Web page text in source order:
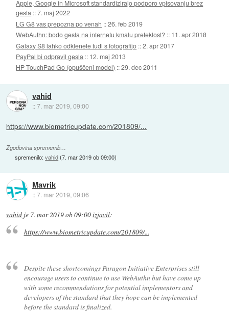
Apple, Google in Microsoft standardizirajo podporo vpisovanju brez
gesla ::7. maj 2022
LG G8 vas prepozna po venah ::26. feb 2019
WebAuthn: bodo gesla na internetu kmalu preteklost? :: 11. apr 2018
Galaxy S8 lahko odklenete tudi s fotografijo ::2. apr 2017
PayPal bi odpravil gesla :: 12. maj 2013
HP TouchPad Go (opuščeni model) ::29. dec 2011
vahid
::7. mar 2019, 09:00
https://www.biometricupdate.com/201809/...
Zgodovina sprememb…
spremenilo:vahid(7. mar 2019 ob 09:00)
Mavrik
::7. mar 2019, 09:06
vahid je 7. mar 2019 ob 09:00izjavil:
https://www.biometricupdate.com/201809/...
Despite these shortcomings Paragon Initiative Enterprises still
encourage users to continue to use WebAuthn but have come up
with some recommendations for potential implementors and
developers of the standard that they hope can be implemented
before the standard is finalized.